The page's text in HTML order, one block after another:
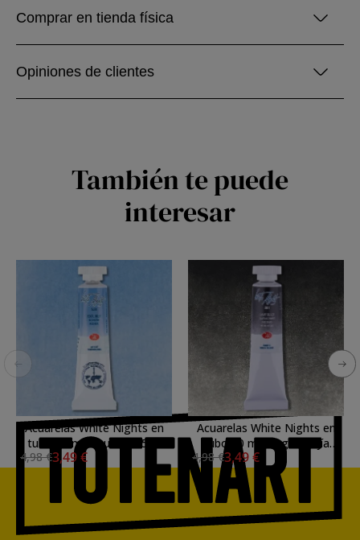
Comprar en tienda física
Opiniones de clientes
También te puede
interesar
Acuarelas White Nights en
tubo 10 ml. Azul Real 528
(Pastel)
4,98 €3,49 €
Acuarelas White Nights en
tubo 10 ml. Negro Bujía
801
4,98 €3,49 €